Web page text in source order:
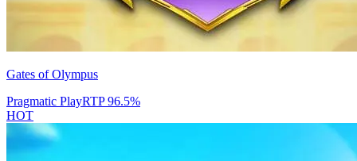
Gates of Olympus
Pragmatic PlayRTP96.5%
HOT